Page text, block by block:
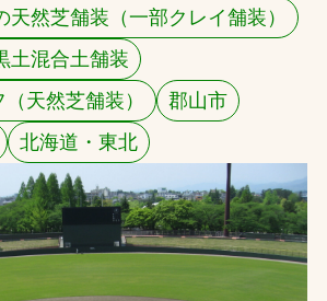
検索
様へ
ー
ポリシー
天然芝舗装（一部クレイ舗装）
土混合土舗装
天然芝舗装）
郡山市
北海道・東北